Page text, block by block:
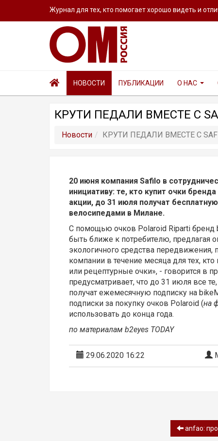
Журнал для тех, кто помогает хорошо видеть и
НОВОСТИ ПУБЛИКАЦИИ О НАС
КРУТИ ПЕДАЛИ ВМЕСТЕ С
Новости КРУТИ ПЕДАЛИ ВМЕСТЕ С
20 июня компания Safilo в
инициативу: те, кто купит очки
акции, до 31 июля получат
велосипедами в Милане.
С помощью очков Polaroid Riparti бренд
быть ближе к потребителю, предлагая
экологичного средства передвижения,
компании в течение месяца для тех,
или рецептурные очки», - говорится в
предусматривает, что до 31 июля все
получат ежемесячную подписку на
подписки за покупку очков Polaroid (на
использовать до конца года.
по материалам b2eyes TODAY
29.06.2020 16:22
anfao: